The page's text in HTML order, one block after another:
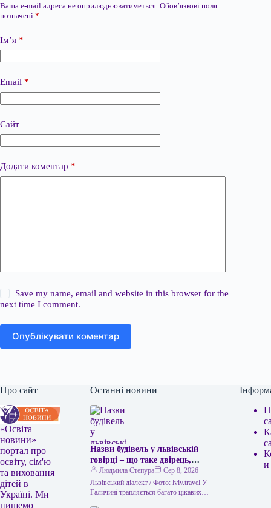
Ваша e-mail адреса не оприлюднюватиметься. Обов’язкові поля
позначені *
Ім’я *
Email *
Сайт
Додати коментар *
Save my name, email and website in this browser for the
next time I comment.
Опублікувати коментар
Про сайт
«Освіта
новини» —
портал про
освіту, сім'ю
та виховання
дітей в
Україні. Ми
пишемо
Останні новини
Назви будівель у львівській
говірці – що таке двірець,
креденс, кнайпа
Людмила Степура
Сер 8, 2026
Львівський діалект / Фото: lviv.travel У
Галичині трапляється багато цікавих
и